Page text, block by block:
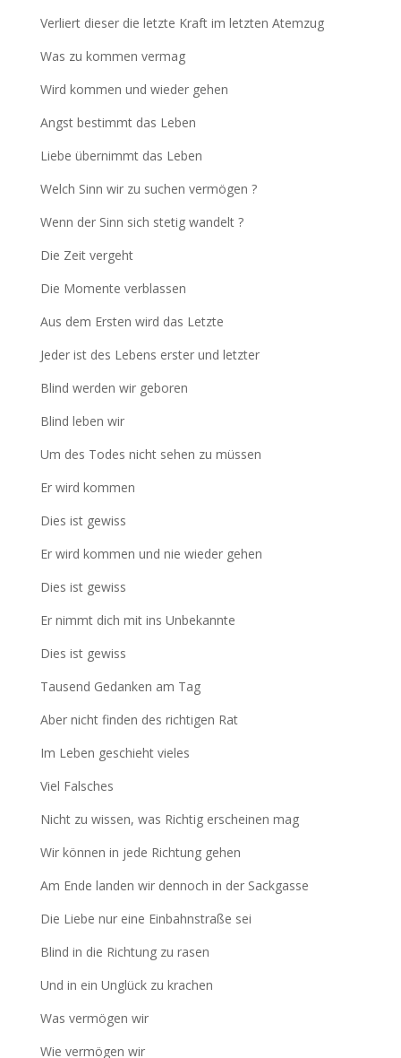
Verliert dieser die letzte Kraft im letzten Atemzug
Was zu kommen vermag
Wird kommen und wieder gehen
Angst bestimmt das Leben
Liebe übernimmt das Leben
Welch Sinn wir zu suchen vermögen ?
Wenn der Sinn sich stetig wandelt ?
Die Zeit vergeht
Die Momente verblassen
Aus dem Ersten wird das Letzte
Jeder ist des Lebens erster und letzter
Blind werden wir geboren
Blind leben wir
Um des Todes nicht sehen zu müssen
Er wird kommen
Dies ist gewiss
Er wird kommen und nie wieder gehen
Dies ist gewiss
Er nimmt dich mit ins Unbekannte
Dies ist gewiss
Tausend Gedanken am Tag
Aber nicht finden des richtigen Rat
Im Leben geschieht vieles
Viel Falsches
Nicht zu wissen, was Richtig erscheinen mag
Wir können in jede Richtung gehen
Am Ende landen wir dennoch in der Sackgasse
Die Liebe nur eine Einbahnstraße sei
Blind in die Richtung zu rasen
Und in ein Unglück zu krachen
Was vermögen wir
Wie vermögen wir